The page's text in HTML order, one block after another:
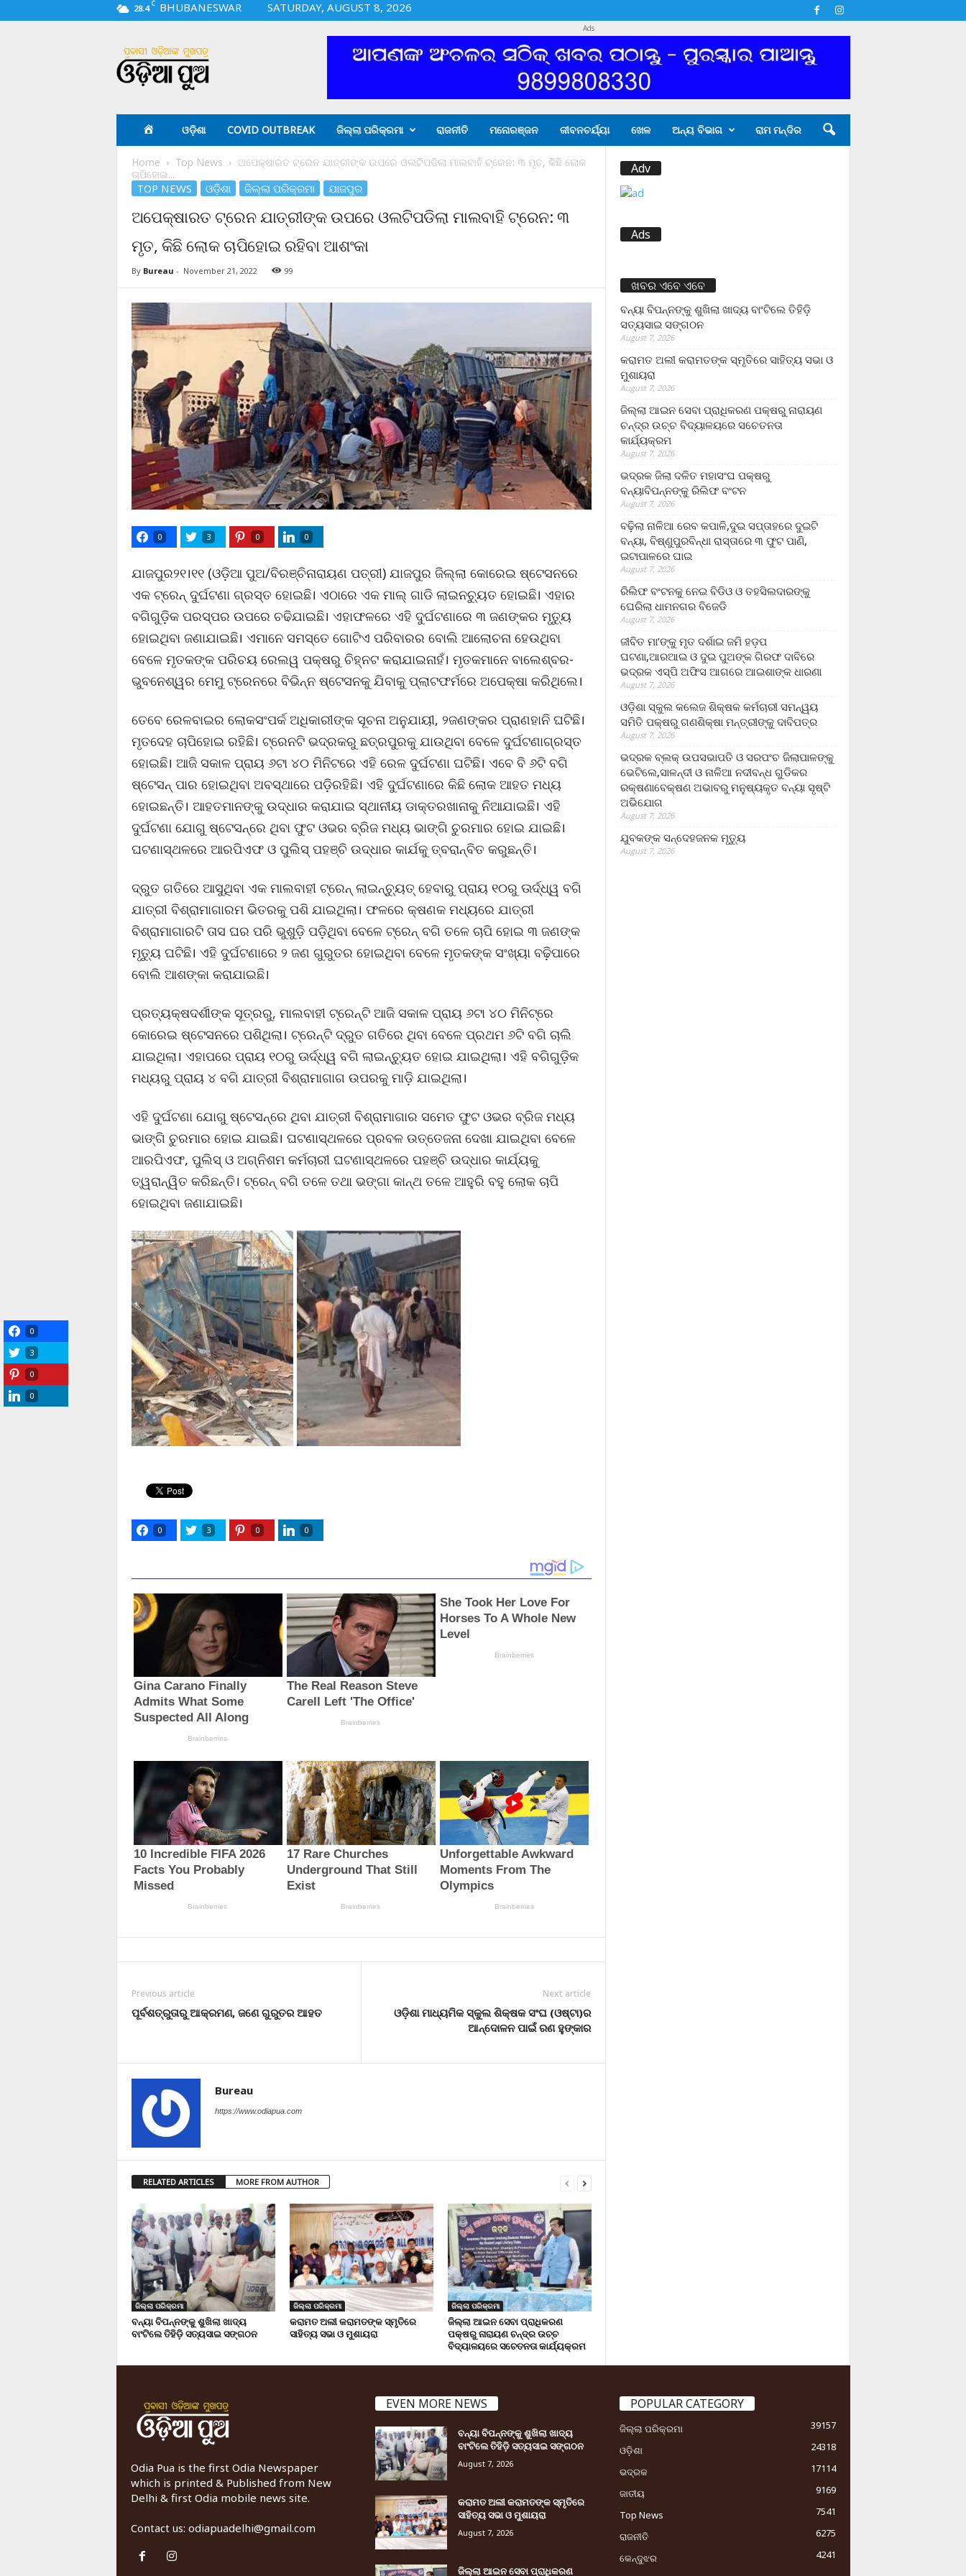
28.4 C BHUBANESWAR
SATURDAY, AUGUST 8, 2026
i
a
Ads
ଓଡ଼ିଶା COVID OUTBREAK ଜିଲ୍ଲା ପରିକ୍ରମା ରାଜନୀତି ମନୋରଞ୍ଜନ ଜୀବନଚର୍ଯ୍ୟା ଖେଳ ଅନ୍ୟ ବିଭାଗ ରାମ ମନ୍ଦିର
Home Top News
ଅପେକ୍ଷାରତ ଟ୍ରେନ ଯାତ୍ରୀଙ୍କ ଉପରେ ଓଲଟିପଡିଲା ମାଲବାହି ଟ୍ରେନ: ୩ ମୃତ, କିଛି ଲୋକ
ଚାପିହୋଇ...
TOP NEWS ଓଡ଼ିଶା ଜିଲ୍ଲା ପରିକ୍ରମା ଯାଜପୁର
ଅପେକ୍ଷାରତ ଟ୍ରେନ ଯାତ୍ରୀଙ୍କ ଉପରେ ଓଲଟିପଡିଲା ମାଲବାହି ଟ୍ରେନ: ୩
ମୃତ, କିଛି ଲୋକ ଚାପିହୋଇ ରହିବା ଆଶଂକା
By Bureau - November 21, 2022 99
0 3 0 0
ଯାଜପୁର୨୧।୧୧ (ଓଡ଼ିଆ ପୁଅ/ବିରଞ୍ଚିନାରାୟଣ ପତ୍ରୀ) ଯାଜପୁର ଜିଲ୍ଲା କୋରେଇ ଷ୍ଟେସନରେ
ଏକ ଟ୍ରେନ୍ ଦୁର୍ଘଟଣା ଗ୍ରସ୍ତ ହୋଇଛି। ଏଠାରେ ଏକ ମାଲ୍ ଗାଡି ଲାଇନଚ୍ୟୁତ ହୋଇଛି। ଏହାର
ବଗିଗୁଡ଼ିକ ପରସ୍ପର ଉପରେ ଚଢିଯାଇଛି। ଏହାଫଳରେ ଏହି ଦୁର୍ଘଟଣା‌ରେ ୩ ଜଣଙ୍କର ମୃତ୍ୟୁ
ହୋଇଥିବା ଜଣାଯାଇଛି। ଏମାନେ ସମସ୍ତେ ଗୋଟିଏ ପରିବାରର ବୋଲି ଆଲୋଚନା ହେଉଥିବା
ବେଳେ ମୃତକଙ୍କ ପରିଚୟ ରେଲୱ ପକ୍ଷରୁ ଚିହ୍ନଟ କରାଯାଇନାହଁ। ମୃତକମାନେ ବାଲେଶ୍ବର-
ଭୁବନେଶ୍ୱର ମେମୁ ଟ୍ରେନରେ ବିଭିନ୍ନ ଷ୍ଟେସନକୁ ଯିବାକୁ ପ୍ଲାଟଫର୍ମରେ ଅପେକ୍ଷା କରିଥିଲେ।
ତେବେ ରେଳବାଇର ଲୋକସଂପର୍କ ଅଧିକାରୀଙ୍କ ସୂଚନା ଅନୁଯାୟୀ, ୨ଜଣଙ୍କର ପ୍ରାଣହାନି ଘଟିଛି।
ମୃତଦେହ ଚାପିହୋଇ ରହିଛି। ଟ୍ରେନଟି ଭଦ୍ରକରୁ ଛତ୍ରପୁରକୁ ଯାଉଥିବା ବେଳେ ଦୁର୍ଘଟଣାଗ୍ରସ୍ତ
ହୋଇଛି। ଆଜି ସକାଳ ପ୍ରାୟ ୬ଟା ୪୦ ମିନିଟରେ ଏହି ରେଳ ଦୁର୍ଘଟଣା ଘଟିଛି। ଏବେ ବି ୬ଟି ବଗି
ଷ୍ଟେସନ୍‌ ପାର ହୋଇଥିବା ଅବସ୍ଥାରେ ପଡ଼ିରହିଛି। ‌ଏହି ଦୁର୍ଘଟଣାରେ କିଛି ଲୋକ ଆହତ ମଧ୍ୟ
ହୋଇଛନ୍ତି। ଆହତମାନଙ୍କୁ ଉଦ୍ଧାର କରାଯାଇ ସ୍ଥାନୀୟ ଡାକ୍ତରଖାନାକୁ ନିଆଯାଇଛି। ଏହି
ଦୁର୍ଘଟଣା ଯୋଗୁ ଷ୍ଟେସନ୍‌ରେ ଥିବା ଫୁଟ ଓଭର ବ୍ରିଜ ମଧ୍ୟ ଭାଙ୍ଗି ଚୁରମାର ହୋଇ ଯାଇଛି।
ଘଟଣାସ୍ଥଳରେ ଆରପିଏଫ ଓ ପୁଲିସ୍‌ ପହଞ୍ଚି ଉଦ୍ଧାର କାର୍ଯକୁ ତ୍ବରାନ୍ବିତ କରୁଛନ୍ତି।
ଦ୍ରୁତ ଗତିରେ ଆସୁଥିବା ଏକ ମାଲବାହୀ ଟ୍ରେନ୍‌ ଲାଇନ୍‌ଚ୍ୟୁତ୍‌ ହେବାରୁ ପ୍ରାୟ ୧୦ରୁ ଊର୍ଦ୍ଧ୍ୱ ବଗି
ଯାତ୍ରୀ ବିଶ୍ରାମାଗାରମ ଭିତରକୁ ପଶି ଯାଇଥିଲା। ଫଳରେ କ୍ଷଣକ ମଧ୍ୟରେ ଯାତ୍ରୀ
ବିଶ୍ରାମାଗାରଟି ତାସ ଘର ପରି ଭୁଶୁଡ଼ି ପଡ଼ିଥିବା ବେଳେ ଟ୍ରେନ୍‌ ବଗି ତଳେ ଚାପି ହୋଇ ୩ ଜଣଙ୍କ
ମୃତ୍ୟୁ ଘଟିଛି। ଏହି ଦୁର୍ଘଟଣାରେ ୨ ଜଣ ଗୁରୁତର ହୋଇଥିବା ବେଳେ ମୃତକଙ୍କ ସଂଖ୍ୟା ବଢ଼ିପାରେ
ବୋଲି ଆଶଙ୍କା କରାଯାଇଛି।
ପ୍ରତ୍ୟକ୍ଷଦର୍ଶୀଙ୍କ ସୂତ୍ରରୁ, ମାଲବାହୀ ଟ୍ରେନ୍‌ଟି ଆଜି ସକାଳ ପ୍ରାୟ ୬ଟା ୪୦ ମିନିଟ୍‌ରେ
କୋରେଇ ଷ୍ଟେସନରେ ପଶିଥିଲା। ଟ୍ରେନ୍‌ଟି ଦ୍ରୁତ ଗତିରେ ଥିବା ବେଳେ ପ୍ରଥମ ୬ଟି ବଗି ଚାଲି
ଯାଇଥିଲା। ଏହାପରେ ପ୍ରାୟ ୧୦ରୁ ଊର୍ଦ୍ଧ୍ୱ ବଗି ଲାଇନ୍‌ଚ୍ୟୁତ ହୋଇ ଯାଇଥିଲା। ଏହି ବଗିଗୁଡ଼ିକ
ମଧ୍ୟରୁ ପ୍ରାୟ ୪ ବଗି ଯାତ୍ରୀ ବିଶ୍ରାମାଗାଗ ଉପରକୁ ମାଡ଼ି ଯାଇଥିଲା।
ଏହି ଦୁର୍ଘଟଣା ଯୋଗୁ ଷ୍ଟେସନ୍‌ରେ ଥିବା ଯାତ୍ରୀ ବିଶ୍ରାମାଗାର ସମେତ ଫୁଟ ଓଭର ବ୍ରିଜ ମଧ୍ୟ
ଭାଙ୍ଗି ଚୁରମାର ହୋଇ ଯାଇଛି। ଘଟଣାସ୍ଥଳରେ ପ୍ରବଳ ଉତ୍ତେଜନା ଦେଖା ଯାଇଥିବା ବେଳେ
ଆରପିଏଫ, ପୁଲିସ୍‌ ଓ ଅଗ୍ନିଶମ କର୍ମଚାରୀ ଘଟଣାସ୍ଥଳରେ ପହଞ୍ଚି ଉଦ୍ଧାର କାର୍ଯ୍ୟକୁ
ତ୍ୱରାନ୍ୱିତ କରିଛନ୍ତି। ଟ୍ରେନ୍‌ ବଗି ତଳେ ତଥା ଭଙ୍ଗା କାନ୍ଥ ତଳେ ଆହୁରି ବହୁ ଲୋକ ଚାପି
ହୋଇଥିବା ଜଣାଯାଇଛି।
0 3 0 0
Previous article
ପୂର୍ବଶତ୍ରୁତାରୁ ଆକ୍ରମଣ, ଜଣେ ଗୁରୁତର ଆହତ
Next article
ଓଡ଼ିଶା ମାଧ୍ୟମିକ ସ୍କୁଲ ଶିକ୍ଷକ ସଂଘ (ଓଷ୍ଟା)ର
ଆନ୍ଦୋଳନ ପାଇଁ ରଣ ହୁଙ୍କାର
Bureau
https://www.odiapua.com
RELATED ARTICLES MORE FROM AUTHOR
ଜିଲ୍ଲା ପରିକ୍ରମା
ବନ୍ୟା ବିପନ୍ନଙ୍କୁ ଶୁଖିଲା ଖାଦ୍ୟ
ବାଂଟିଲେ ତିହିଡି଼ ସତ୍ୟସାଇ ସଙ୍ଗଠନ
ଜିଲ୍ଲା ପରିକ୍ରମା
କରାମତ ଅଲୀ କରାମତଙ୍କ ସ୍ମୃତିରେ
ସାହିତ୍ୟ ସଭା ଓ ମୁଶାୟରା
ଜିଲ୍ଲା ପରିକ୍ରମା
ଜିଲ୍ଲା ଆଇନ ସେବା ପ୍ରାଧିକରଣ
ପକ୍ଷରୁ ନାରାୟଣ ଚନ୍ଦ୍ର ଉଚ୍ଚ
ବିଦ୍ୟାଳୟରେ ସଚେତନତା କାର୍ଯ୍ୟକ୍ରମ
Adv
Ads
ଖବର ଏବେ ଏବେ
ବନ୍ୟା ବିପନ୍ନଙ୍କୁ ଶୁଖିଲା ଖାଦ୍ୟ ବାଂଟିଲେ ତିହିଡି଼
ସତ୍ୟସାଇ ସଙ୍ଗଠନ
August 7, 2026
କରାମତ ଅଲୀ କରାମତଙ୍କ ସ୍ମୃତିରେ ସାହିତ୍ୟ ସଭା ଓ
ମୁଶାୟରା
August 7, 2026
ଜିଲ୍ଲା ଆଇନ ସେବା ପ୍ରାଧିକରଣ ପକ୍ଷରୁ ନାରାୟଣ
ଚନ୍ଦ୍ର ଉଚ୍ଚ ବିଦ୍ୟାଳୟରେ ସଚେତନତା
କାର୍ଯ୍ୟକ୍ରମ
August 7, 2026
ଭଦ୍ରକ ଜିଲା ଦଳିତ ମହାସଂଘ ପକ୍ଷରୁ
ବନ୍ୟାବିପନ୍ନଙ୍କୁ ରିଲିଫ ବଂଟନ
August 7, 2026
ବଢ଼ିଲା ନାଳିଆ ରେବ କପାଳି,ଦୁଇ ସପ୍ତାହରେ ଦୁଇଟି
ବନ୍ୟା, ବିଷ୍ଣୁପୁରବିନ୍ଧା ରାସ୍ତାରେ ୩ ଫୁଟ ପାଣି,
ଇଟାପାଳରେ ଘାଇ
August 7, 2026
ରିଲିଫ ବଂଟନକୁ ନେଇ ବିଡିଓ ଓ ତହସିଲଦାରଙ୍କୁ
ଘେରିଲା ଧାମନଗର ବିଜେଡି
August 7, 2026
ଜୀବିତ ମା’ଙ୍କୁ ମୃତ ଦର୍ଶାଇ ଜମି ହଡ଼ପ
ଘଟଣା,ଆରଆଇ ଓ ଦୁଇ ପୁଅଙ୍କ ଗିରଫ ଦାବିରେ
ଭଦ୍ରକ ଏସ୍‌ପି ଅଫିସ ଆଗରେ ଆଇଶାଙ୍କ ଧାରଣା
August 7, 2026
ଓଡ଼ିଶା ସ୍କୁଲ କଲେଜ ଶିକ୍ଷକ କର୍ମଚାରୀ ସମନ୍ୱୟ
ସମିତି ପକ୍ଷରୁ ଗଣଶିକ୍ଷା ମନ୍ତ୍ରୀଙ୍କୁ ଦାବିପତ୍ର
August 7, 2026
ଭଦ୍ରକ ବ୍ଲକ୍ ଉପସଭାପତି ଓ ସରପଂଚ ଜିଲାପାଳଙ୍କୁ
ଭେଟିଲେ,ସାଳନ୍ଦୀ ଓ ନାଳିଆ ନଦୀବନ୍ଧ ଗୁଡିକର
ରକ୍ଷଣାବେକ୍ଷଣ ଅଭାବରୁ ମନୁଷ୍ୟକୃତ ବନ୍ୟା ସୃଷ୍ଟି
ଅଭିଯୋଗ
August 7, 2026
ଯୁବକଙ୍କ ସନ୍ଦେହଜନକ ମୃତ୍ୟୁ
August 7, 2026
Odia Pua is the first Odia Newspaper
which is printed & Published from New
Delhi & first Odia mobile news site.
Contact us: odiapuadelhi@gmail.com
EVEN MORE NEWS
ବନ୍ୟା ବିପନ୍ନଙ୍କୁ ଶୁଖିଲା ଖାଦ୍ୟ
ବାଂଟିଲେ ତିହିଡି଼ ସତ୍ୟସାଇ ସଙ୍ଗଠନ
August 7, 2026
କରାମତ ଅଲୀ କରାମତଙ୍କ ସ୍ମୃତିରେ
ସାହିତ୍ୟ ସଭା ଓ ମୁଶାୟରା
August 7, 2026
ଜିଲ୍ଲା ଆଇନ ସେବା ପ୍ରାଧିକରଣ
POPULAR CATEGORY
ଜିଲ୍ଲା ପରିକ୍ରମା
39157
ଓଡ଼ିଶା
24318
ଭଦ୍ରକ
17114
ଜାତୀୟ
9169
Top News
7541
ରାଜନୀତି
6275
କେନ୍ଦୁଝର
4241
0
3
0
0